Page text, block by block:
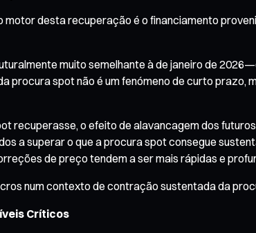
desta recuperação é o financiamento
muito semelhante à de janeiro de
spot não é um fenómeno de curto prazo,
recuperasse, o efeito de alavancagem dos
a superar o que a procura spot consegue
de preço tendem a ser mais rápidas e
num contexto de contração sustentada da
Críticos